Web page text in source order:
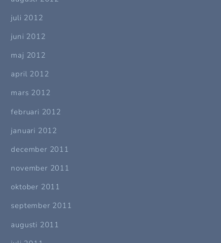
juli 2012
juni 2012
maj 2012
april 2012
mars 2012
februari 2012
januari 2012
december 2011
november 2011
oktober 2011
september 2011
augusti 2011